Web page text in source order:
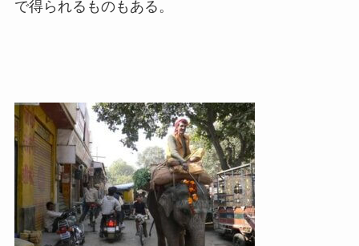
で得られるものもある。